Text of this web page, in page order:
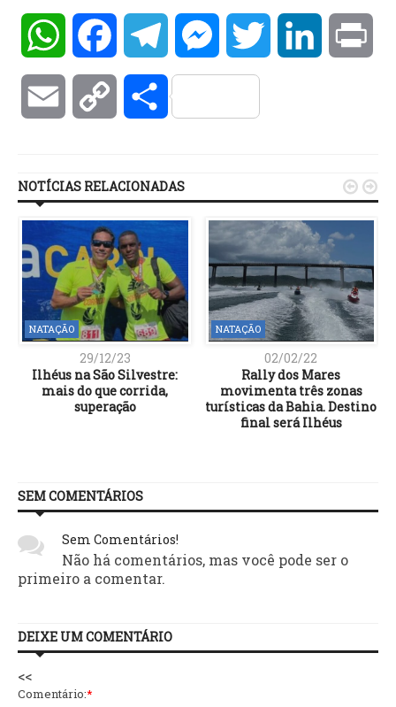
WhatsAppFacebookTelegramMessengerTwitter LinkedIn
Email Copy Compartilhar
NOTÍCIAS RELACIONADAS
NATAÇÃO
29/12/23
Ilhéus na São Silvestre:
mais do que corrida,
superação
NATAÇÃO
02/02/22
Rally dos Mares
movimenta três zonas
turísticas da Bahia. Destino
final será Ilhéus
 
SEM COMENTÁRIOS
Sem Comentários!
Não há comentários, mas você pode ser o
primeiro a comentar.
DEIXE UM COMENTÁRIO
<<
Comentário:*